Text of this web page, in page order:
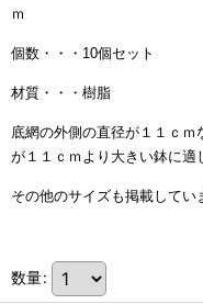
ｍ
個数・・・10個セット
材質・・・樹脂
底網の外側の直径が１１ｃ
が１１ｃｍより大きい鉢に適
その他のサイズも掲載してい
数量: